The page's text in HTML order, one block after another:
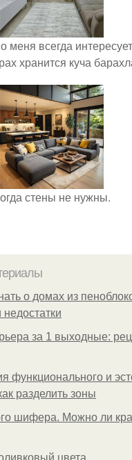
меня всегда
хранится куча
стены не нужны.
о домах из
за 1 выходные:
функционального и
разделить зоны
шифера. Можно ли
цвета.